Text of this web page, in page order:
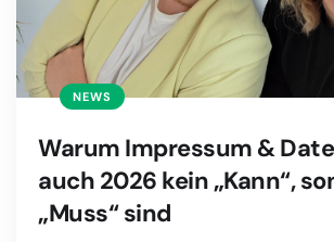
NEWS
Warum Impressum &
auch 2026 kein „Kann“,
„Muss“ sind